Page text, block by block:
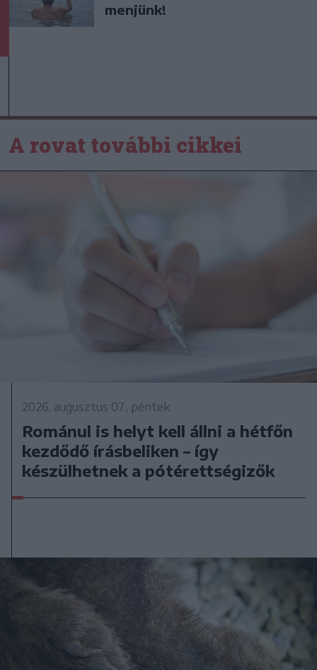
menjünk!
A rovat további cikkei
2026. augusztus 07., péntek
Románul is helyt kell állni a hétfőn
kezdődő írásbeliken – így
készülhetnek a pótérettségizők